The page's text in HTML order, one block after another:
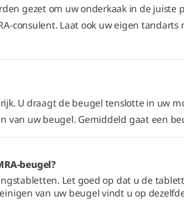
gezet om uw onderkaak in de juiste
consulent. Laat ook uw eigen
U draagt de beugel tenslotte in uw
van uw beugel. Gemiddeld gaat een
beugel?
Let goed op dat u de
van uw beugel vindt u op